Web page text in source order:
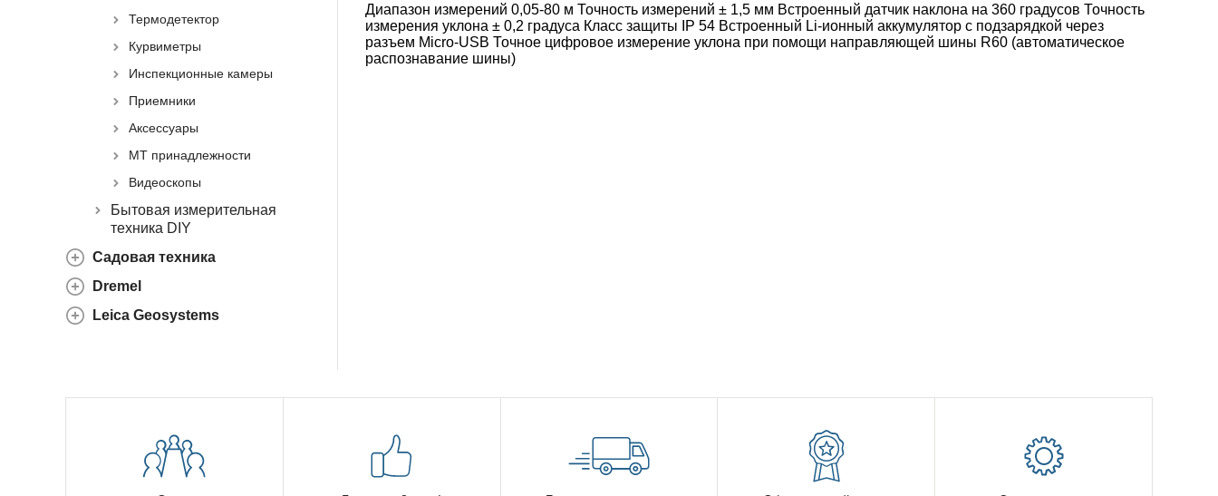
Термодетектор
Курвиметры
Инспекционные камеры
Приемники
Аксессуары
МТ принадлежности
Видеоскопы
Бытовая измерительная
техника DIY
Садовая техника
Dremel
Leica Geosystems
Диапазон измерений 0,05-80 м Точность измерений ± 1,5 мм Встроенный датчик наклона на 360 градусов Точность
измерения уклона ± 0,2 градуса Класс защиты IP 54 Встроенный Li-ионный аккумулятор с подзарядкой через
разъем Micro-USB Точное цифровое измерение уклона при помощи направляющей шины R60 (автоматическое
распознавание шины)